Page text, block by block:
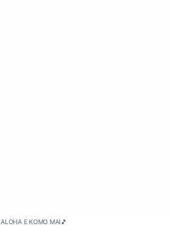
ALOHA E KOMO MAI🎵